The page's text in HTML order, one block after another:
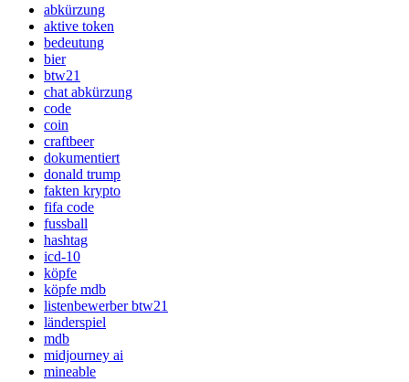
abkürzung
aktive token
bedeutung
bier
btw21
chat abkürzung
code
coin
craftbeer
dokumentiert
donald trump
fakten krypto
fifa code
fussball
hashtag
icd-10
köpfe
köpfe mdb
listenbewerber btw21
länderspiel
mdb
midjourney ai
mineable